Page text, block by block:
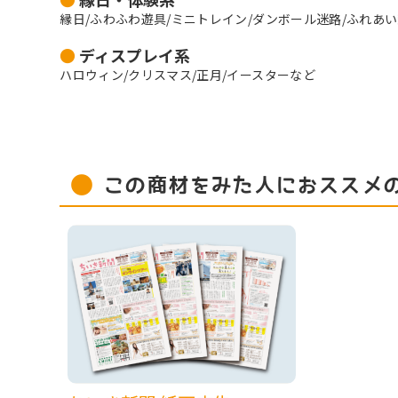
縁日/ふわふわ遊具/ミニトレイン/ダンボール迷路/ふれあ
● ディスプレイ系
ハロウィン/クリスマス/正月/イースターなど
この商材をみた人におススメ